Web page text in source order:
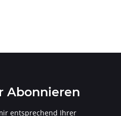
Abonnieren
entsprechend Ihrer